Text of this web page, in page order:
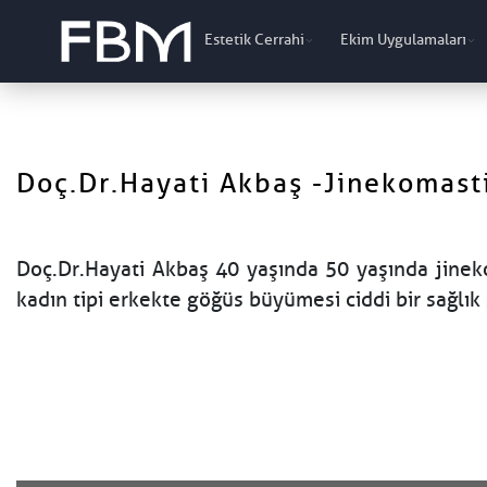
Estetik Cerrahi Ekim Uygulamaları
Doç.Dr.Hayati Akbaş -
Doç.Dr.Hayati Akbaş 40 yaşında 50 yaşında
kadın tipi erkekte göğüs büyümesi ciddi bir